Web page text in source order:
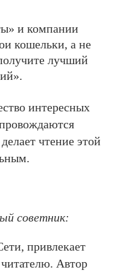
и компании
кошельки, а не
лучший
интересных
чтение этой
советник:
привлекает
Автор